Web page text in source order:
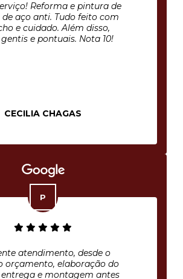
Reforma e pintura de
aço anti. Tudo feito com
e cuidado. Além disso,
e pontuais. Nota 10!
CECILIA CHAGAS
atendimento, desde o
orçamento, elaboração do
e montagem antes